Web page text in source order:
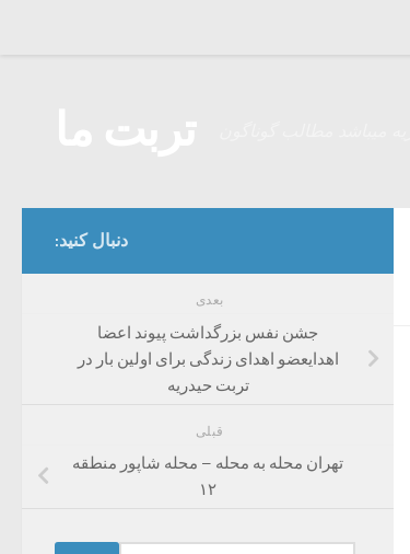
دنبال کنید:
بعدی
جشن نفس بزرگداشت پیوند اعضا
اهدایعضو اهدای زندگی برای اولین بار در
تربت حیدریه
قبلی
تهران محله به محله – محله شاپور منطقه
۱۲